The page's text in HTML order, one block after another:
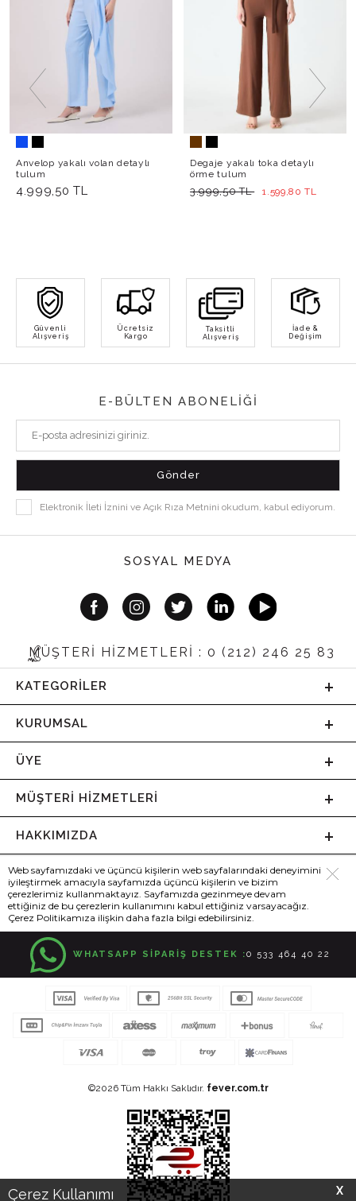
X
Çerez Kullanımı
Anvelop yakalı volan detaylı
tulum
4.999,50 TL
Degaje yakalı toka detaylı
örme tulum
3.999,50 TL 1.599,80 TL
Güvenli
Alışveriş
Ücretsiz
Kargo
Taksitli
Alışveriş
İade &
Değişim
E-BÜLTEN ABONELİĞİ
Elektronik İleti İznini ve Açık Rıza Metnini okudum, kabul ediyorum.
SOSYAL MEDYA
MÜŞTERİ HİZMETLERİ : 0 (212) 246 25 83
KATEGORILER
KURUMSAL
ÜYE
MÜŞTERI HIZMETLERI
HAKKIMIZDA
Web sayfamızdaki ve üçüncü kişilerin web sayfalarındaki deneyimini
iyileştirmek amacıyla sayfamızda üçüncü kişilerin ve bizim
çerezlerimiz kullanmaktayız. Sayfamızda gezinmeye devam
ettiğiniz de bu çerezlerin kullanımını kabul ettiğiniz varsayacağız.
Çerez Politikamıza ilişkin daha fazla bilgi edebilirsiniz.
WHATSAPP SİPARİŞ DESTEK :0 533 464 40 22
©2026 Tüm Hakkı Saklıdır. fever.com.tr